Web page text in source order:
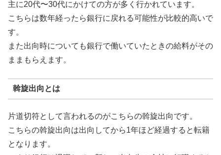
主に20代〜30代にかけての方が多く行かれています。
こちらは数年経ったら銀行に戻れる可能性が比較的高いで
す。
また出向時についても銀行で働いていたときの給料がその
ままもらえます。
斡旋出向とは
片道切符として言われるのがこちらの斡旋出向です。
こちらの斡旋出向は出向してから1年ほど経過すると転籍
となります。